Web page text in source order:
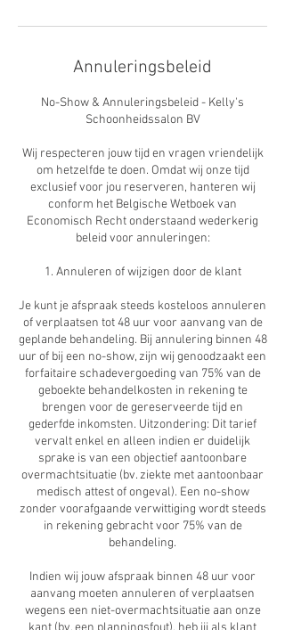
Annuleringsbeleid
No-Show & Annuleringsbeleid - Kelly's
Schoonheidssalon BV
Wij respecteren jouw tijd en vragen vriendelijk
om hetzelfde te doen. Omdat wij onze tijd
exclusief voor jou reserveren, hanteren wij
conform het Belgische Wetboek van
Economisch Recht onderstaand wederkerig
beleid voor annuleringen:
1. Annuleren of wijzigen door de klant
Je kunt je afspraak steeds kosteloos annuleren
of verplaatsen tot 48 uur voor aanvang van de
geplande behandeling. Bij annulering binnen 48
uur of bij een no-show, zijn wij genoodzaakt een
forfaitaire schadevergoeding van 75% van de
geboekte behandelkosten in rekening te
brengen voor de gereserveerde tijd en
gederfde inkomsten. Uitzondering: Dit tarief
vervalt enkel en alleen indien er duidelijk
sprake is van een objectief aantoonbare
overmachtsituatie (bv. ziekte met aantoonbaar
medisch attest of ongeval). Een no-show
zonder voorafgaande verwittiging wordt steeds
in rekening gebracht voor 75% van de
behandeling.
Indien wij jouw afspraak binnen 48 uur voor
aanvang moeten annuleren of verplaatsen
wegens een niet-overmachtsituatie aan onze